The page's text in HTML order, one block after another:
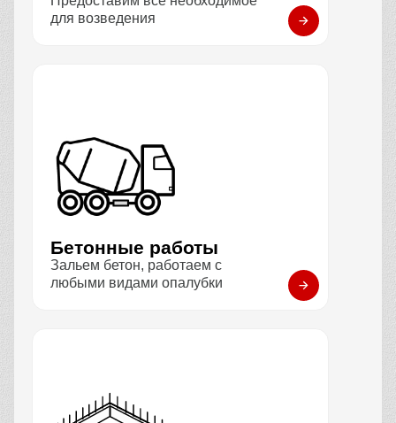
для возведения
Бетонные работы
Зальем бетон, работаем с
любыми видами опалубки